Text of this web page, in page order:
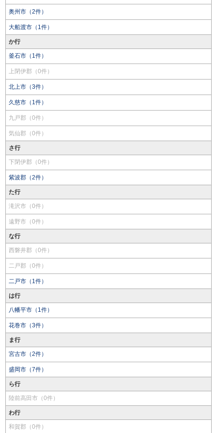
奥州市（2件）
大船渡市（1件）
か行
釜石市（1件）
上閉伊郡（0件）
北上市（3件）
久慈市（1件）
九戸郡（0件）
気仙郡（0件）
さ行
下閉伊郡（0件）
紫波郡（2件）
た行
滝沢市（0件）
遠野市（0件）
な行
西磐井郡（0件）
二戸郡（0件）
二戸市（1件）
は行
八幡平市（1件）
花巻市（3件）
ま行
宮古市（2件）
盛岡市（7件）
ら行
陸前高田市（0件）
わ行
和賀郡（0件）